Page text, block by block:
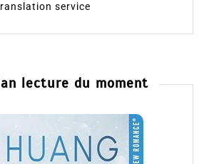
service
lecture du moment